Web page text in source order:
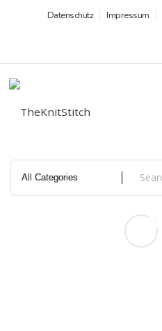
Datenschutz Impressum